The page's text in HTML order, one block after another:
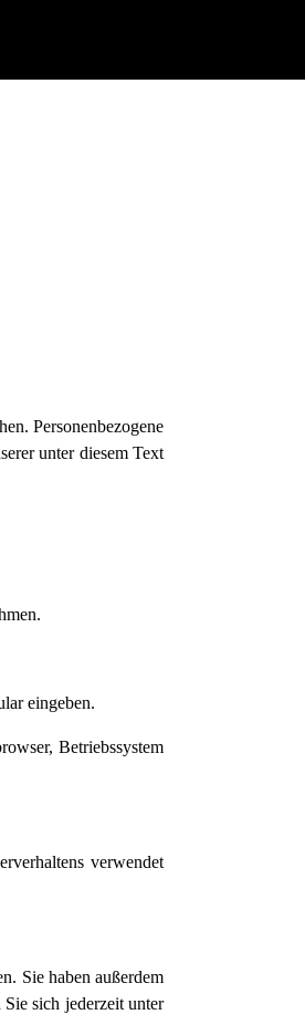
Personenbezogene
unter diesem Text
eingeben.
Betriebssystem
verwendet
Sie haben außerdem
sich jederzeit unter